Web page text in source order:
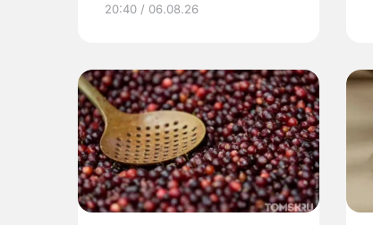
20:40 / 06.08.26